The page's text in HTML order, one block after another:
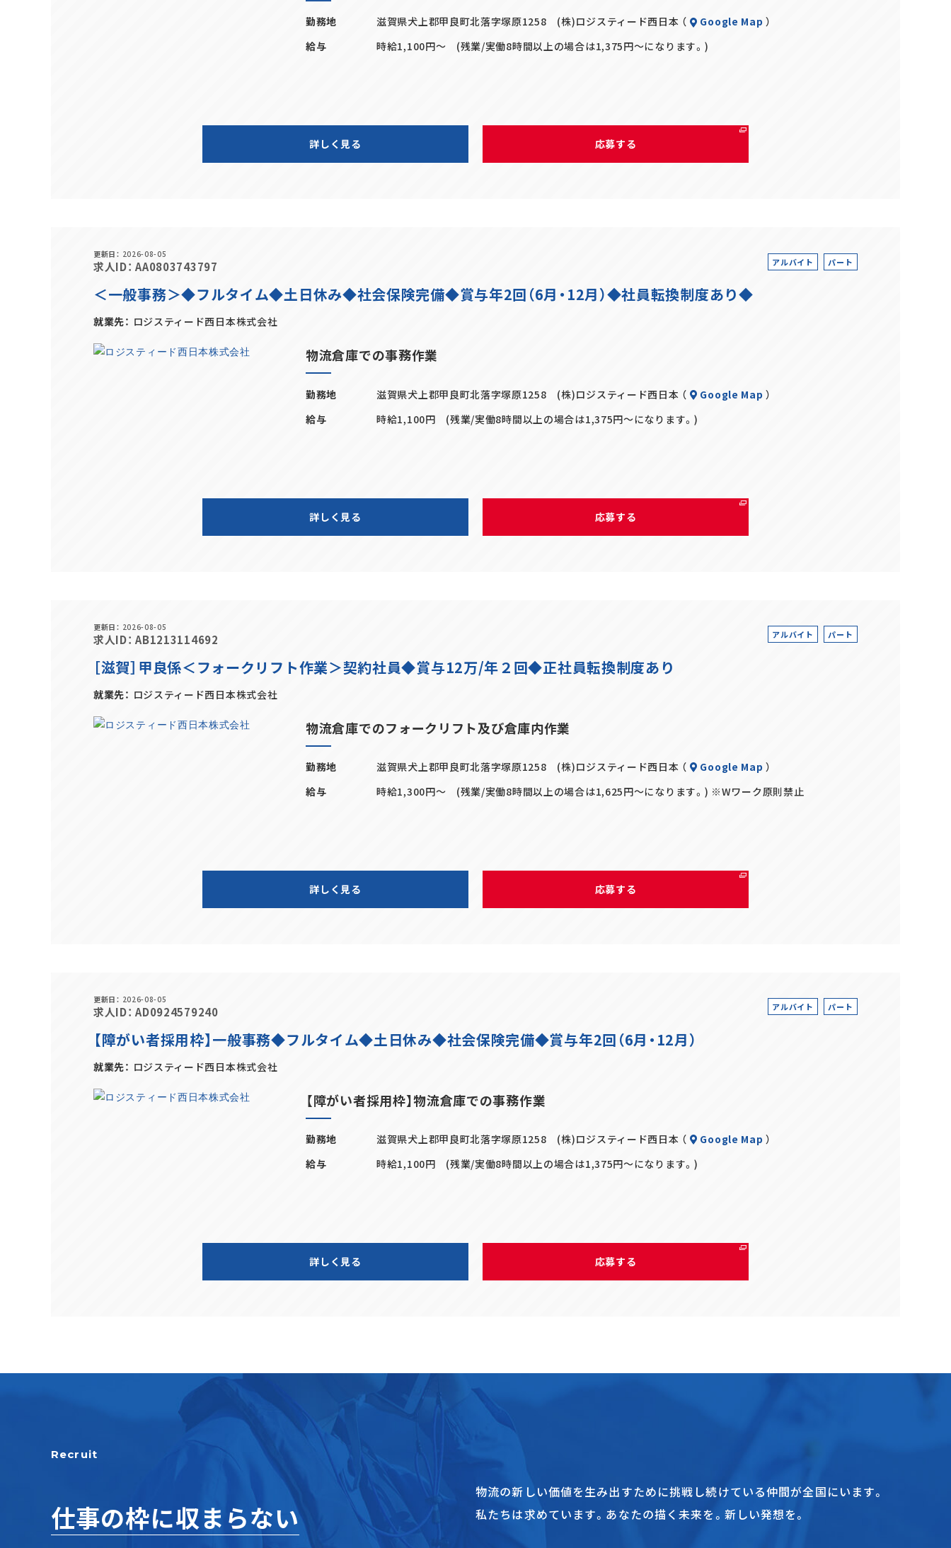
勤務地 滋賀県犬上郡甲良町北落字塚原1258 (株)ロジスティード西日本 （ Google Map ）
給与
時給1,100円～ (残業/実働8時間以上の場合は1,375円～になります。)
詳しく見る 応募する
更新日 2026-08-05
求人ID AA0803743797 アルバイト パート
＜一般事務＞◆フルタイム◆土日休み◆社会保険完備◆賞与年2回（6月・12月）◆社員転換制度あり◆
就業先 ロジスティード西日本株式会社
物流倉庫での事務作業
勤務地 滋賀県犬上郡甲良町北落字塚原1258 (株)ロジスティード西日本 （ Google Map ）
給与
時給1,100円 (残業/実働8時間以上の場合は1,375円～になります。)
詳しく見る 応募する
更新日 2026-08-05
求人ID AB1213114692 アルバイト パート
［滋賀］甲良係＜フォークリフト作業＞契約社員◆賞与12万/年２回◆正社員転換制度あり
就業先 ロジスティード西日本株式会社
物流倉庫でのフォークリフト及び倉庫内作業
勤務地 滋賀県犬上郡甲良町北落字塚原1258 (株)ロジスティード西日本 （ Google Map ）
給与
時給1,300円～ (残業/実働8時間以上の場合は1,625円～になります。) ※Wワーク原則禁止
詳しく見る 応募する
更新日 2026-08-05
求人ID AD0924579240 アルバイト パート
【障がい者採用枠】一般事務◆フルタイム◆土日休み◆社会保険完備◆賞与年2回（6月・12月）
就業先 ロジスティード西日本株式会社
【障がい者採用枠】物流倉庫での事務作業
勤務地 滋賀県犬上郡甲良町北落字塚原1258 (株)ロジスティード西日本 （ Google Map ）
給与
時給1,100円 (残業/実働8時間以上の場合は1,375円～になります。)
詳しく見る 応募する
Recruit
仕事の枠に収まらない
物流の新しい価値を生み出すために挑戦し続けている仲間が全国にいます。
私たちは求めています。あなたの描く未来を。新しい発想を。